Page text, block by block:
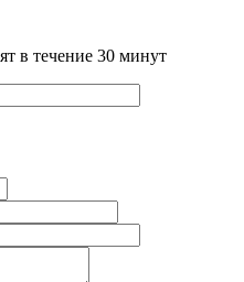
в течение 30 минут